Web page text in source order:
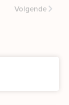
Volgende